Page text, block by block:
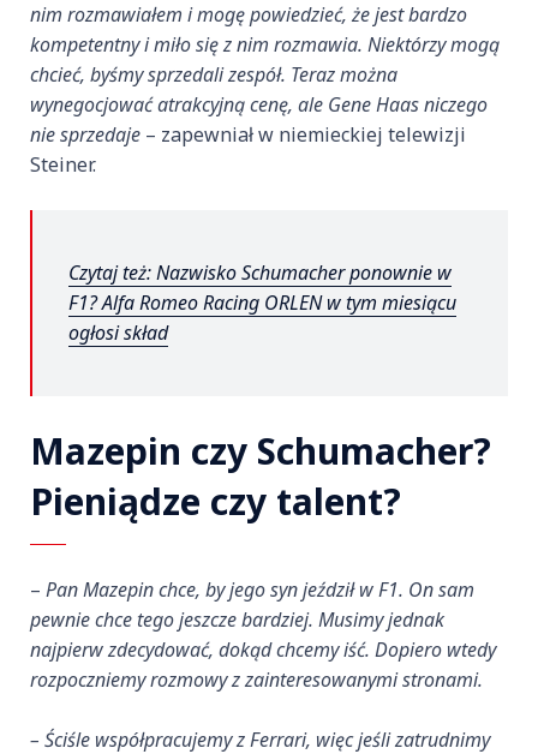
nim rozmawiałem i mogę powiedzieć, że jest bardzo
kompetentny i miło się z nim rozmawia. Niektórzy mogą
chcieć, byśmy sprzedali zespół. Teraz można
wynegocjować atrakcyjną cenę, ale Gene Haas niczego
nie sprzedaje – zapewniał w niemieckiej telewizji
Steiner.
Czytaj też: Nazwisko Schumacher ponownie w
F1? Alfa Romeo Racing ORLEN w tym miesiącu
ogłosi skład
Mazepin czy Schumacher?
Pieniądze czy talent?
– Pan Mazepin chce, by jego syn jeździł w F1. On sam
pewnie chce tego jeszcze bardziej. Musimy jednak
najpierw zdecydować, dokąd chcemy iść. Dopiero wtedy
rozpoczniemy rozmowy z zainteresowanymi stronami.
– Ściśle współpracujemy z Ferrari, więc jeśli zatrudnimy